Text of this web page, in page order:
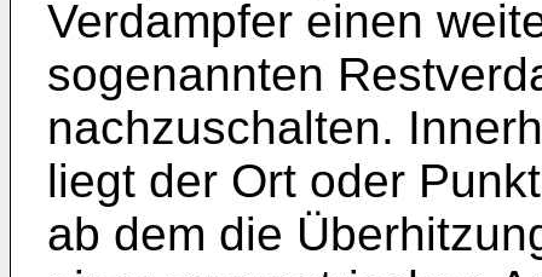
Verdampfer einen
sogenannten
nachzuschalten.
liegt der Ort oder
ab dem die